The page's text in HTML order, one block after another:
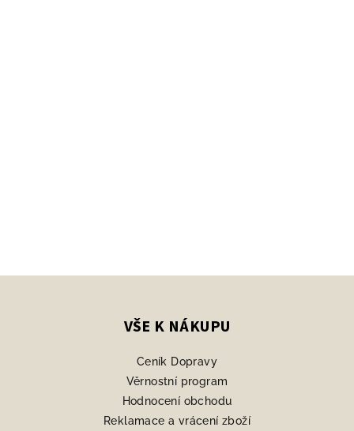
Z
VŠE K NÁKUPU
Ceník Dopravy
Věrnostní program
Hodnocení obchodu
Reklamace a vrácení zboží